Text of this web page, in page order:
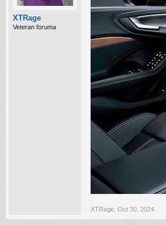
XTRage
Veteran foruma
XTRage Oct 30, 2024